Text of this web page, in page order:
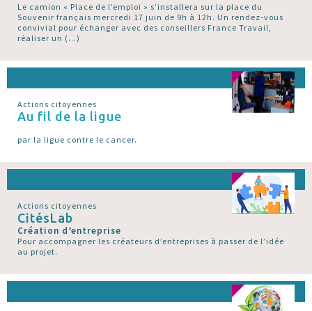
Le camion « Place de l’emploi » s’installera sur la place du
Souvenir français mercredi 17 juin de 9h à 12h. Un rendez-vous
convivial pour échanger avec des conseillers France Travail,
réaliser un (…)
Actions citoyennes
Au fil de la ligue
par la ligue contre le cancer.
Actions citoyennes
CitésLab
Création d’entreprise
Pour accompagner les créateurs d’entreprises à passer de l’idée
au projet.